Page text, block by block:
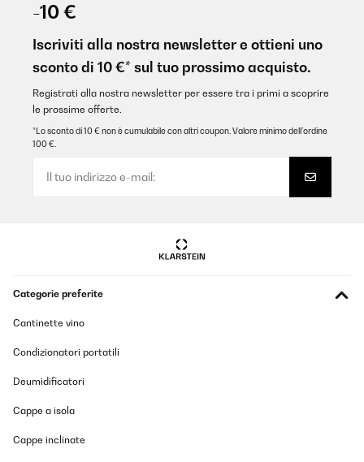
B auf C tauschen da sie immer beim Einschalten rausfliegt.
Amazon-Benutzer
Tradurre
VALUTAZIONE VERIFICATA
Je l’ai mis dans le sous-sol et sa chauffe énormément
18/12/2024
Die Installation ist sehr einfach. Auch das Einbinden in Smart
und die sofortige Heizwirkung.Wir benutzen den Heizstrahler im
Amazon-Benutzer
Tradurre
-10 €
Iscriviti alla nostra newsletter e ottieni uno
sconto di 10 €* sul tuo prossimo acquisto.
Registrati alla nostra newsletter per essere tra i primi a scoprire
le prossime offerte.
*Lo sconto di 10 € non è cumulabile con altri coupon. Valore minimo dell’ordine
100 €.
Categorie preferite
Cantinette vino
Condizionatori portatili
Deumidificatori
Cappe a isola
Cappe inclinate